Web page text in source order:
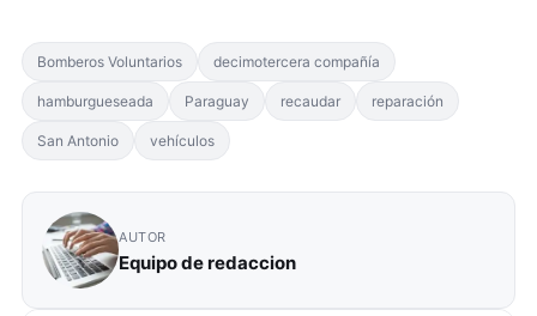
Bomberos Voluntarios decimotercera compañía
hamburgueseada Paraguay recaudar reparación
San Antonio vehículos
AUTOR
Equipo de redaccion